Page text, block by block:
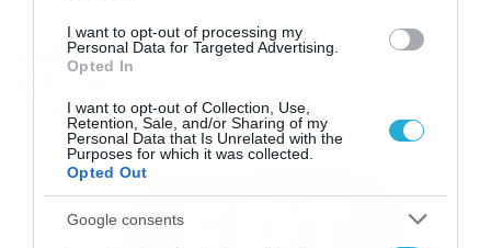
I want to opt-out of processing my
Personal Data for Targeted Advertising.
Opted In
I want to opt-out of Collection, Use,
Retention, Sale, and/or Sharing of my
Personal Data that Is Unrelated with the
Purposes for which it was collected.
Opted Out
Google consents
MEDIA